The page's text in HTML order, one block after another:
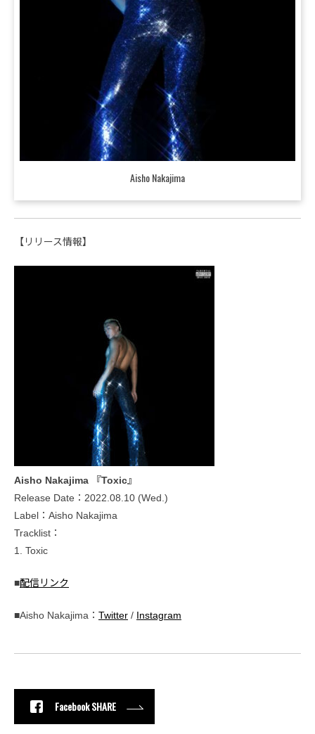
Aisho Nakajima
【リリース情報】
Aisho Nakajima 『Toxic』
Release Date：2022.08.10 (Wed.)
Label：Aisho Nakajima
Tracklist：
1. Toxic
■配信リンク
■Aisho Nakajima： Twitter / Instagram
Facebook SHARE